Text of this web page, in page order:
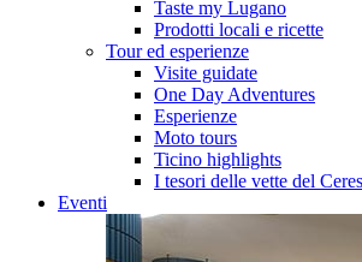
Taste my Lugano
Prodotti locali e ricette
Tour ed esperienze
Visite guidate
One Day Adventures
Esperienze
Moto tours
Ticino highlights
I tesori delle vette del
Eventi